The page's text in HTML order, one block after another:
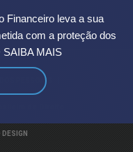
Financeiro leva a sua
com a proteção dos
SAIBA MAIS
PESSOAIS
DESIGN